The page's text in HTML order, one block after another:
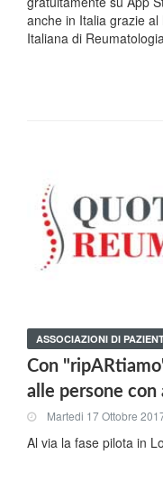
anche in Italia grazie
Italiana di
ASSOCIAZIONI DI
Con
alle persone
Martedi 17 Ottobre
Al via la fase pilota in